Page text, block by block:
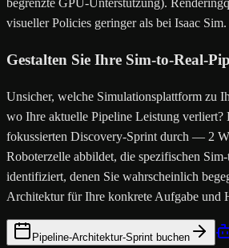
begrenzte GPU-Unterstützung).
visueller Policies geringer als bei Isaac Sim.
Gestalten Sie Ihre Sim-to-Real-
Unsicher, welche Simulationsplattform zu
wo Ihre aktuelle Pipeline Leistung verliert?
fokussierten Discovery-Sprint durch — 2
Roboterzelle abbildet, die spezifischen
identifiziert, denen Sie wahrscheinlich
Architektur für Ihre konkrete Aufgabe und
Pipeline-Architektur-Sprint buchen